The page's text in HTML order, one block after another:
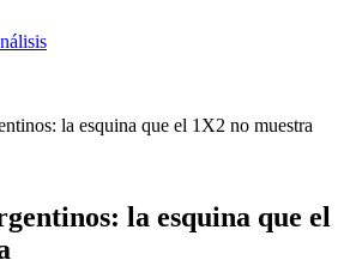
la esquina que el 1X2 no muestra
la esquina que el